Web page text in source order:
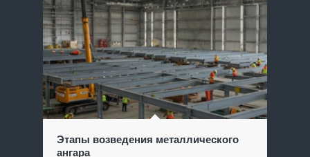
Этапы возведения металлического
ангара